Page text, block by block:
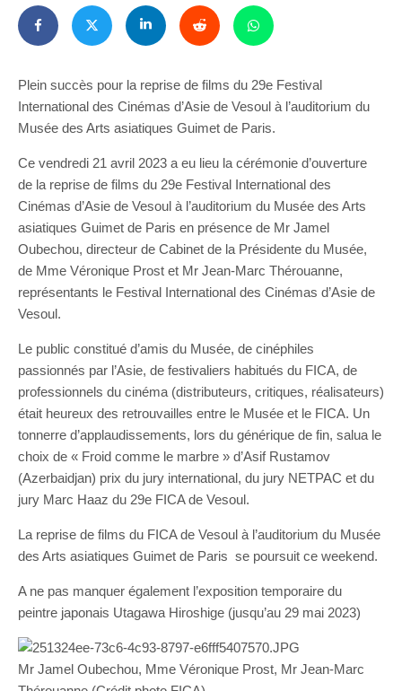
Plein succès pour la reprise de films du 29e Festival
International des Cinémas d’Asie de Vesoul à l’auditorium du
Musée des Arts asiatiques Guimet de Paris.
Ce vendredi 21 avril 2023 a eu lieu la cérémonie d’ouverture
de la reprise de films du 29e Festival International des
Cinémas d’Asie de Vesoul à l’auditorium du Musée des Arts
asiatiques Guimet de Paris en présence de Mr Jamel
Oubechou, directeur de Cabinet de la Présidente du Musée,
de Mme Véronique Prost et Mr Jean-Marc Thérouanne,
représentants le Festival International des Cinémas d’Asie de
Vesoul.
Le public constitué d’amis du Musée, de cinéphiles
passionnés par l’Asie, de festivaliers habitués du FICA, de
professionnels du cinéma (distributeurs, critiques, réalisateurs)
était heureux des retrouvailles entre le Musée et le FICA. Un
tonnerre d’applaudissements, lors du générique de fin, salua le
choix de « Froid comme le marbre » d’Asif Rustamov
(Azerbaidjan) prix du jury international, du jury NETPAC et du
jury Marc Haaz du 29e FICA de Vesoul.
La reprise de films du FICA de Vesoul à l’auditorium du Musée
des Arts asiatiques Guimet de Paris se poursuit ce weekend.
A ne pas manquer également l’exposition temporaire du
peintre japonais Utagawa Hiroshige (jusqu’au 29 mai 2023)
Mr Jamel Oubechou, Mme Véronique Prost, Mr Jean-Marc